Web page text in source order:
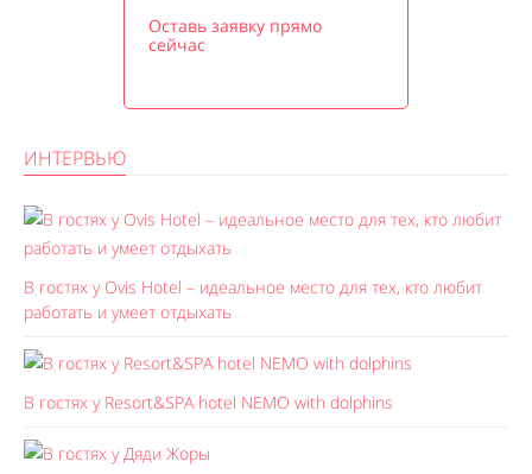
Оставь заявку прямо
сейчас
ИНТЕРВЬЮ
В гостях у Ovis Hotel – идеальное место для тех, кто любит
работать и умеет отдыхать
В гостях у Resort&SPA hotel NEMO with dolphins